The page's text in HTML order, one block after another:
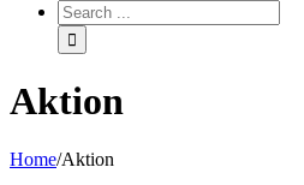
Aktion
Home/Aktion